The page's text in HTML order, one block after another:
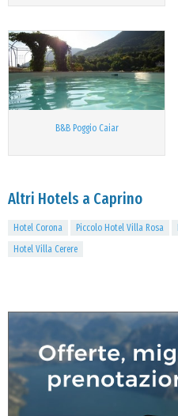
B&B Poggio Caiar
Altri Hotels a Caprino
Hotel Corona Piccolo Hotel Villa Rosa
Hotel Villa Cerere